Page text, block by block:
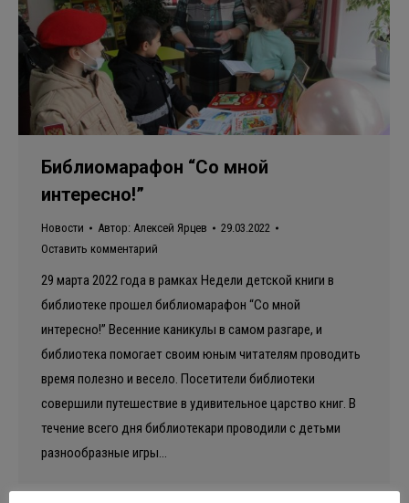
Библиомарафон “Со мной
интересно!”
Новости Автор: Алексей Ярцев
29.03.2022
Оставить комментарий
29 марта 2022 года в рамках Недели детской книги в
библиотеке прошел библиомарафон “Со мной
интересно!” Весенние каникулы в самом разгаре, и
библиотека помогает своим юным читателям проводить
время полезно и весело. Посетители библиотеки
совершили путешествие в удивительное царство книг. В
течение всего дня библиотекари проводили с детьми
разнообразные игры…